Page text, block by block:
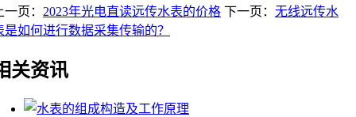
一页： 2023年光电直读远传水表的价格 下一页： 无线远传水
是如何进行数据采集传输的？
关资讯